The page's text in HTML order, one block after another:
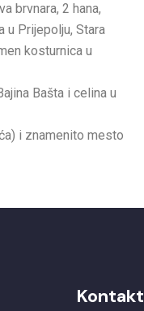
brvnara, 2 hana,
u Prijepolju, Stara
kosturnica u
Bašta i celina u
i znamenito mesto
Kontakt